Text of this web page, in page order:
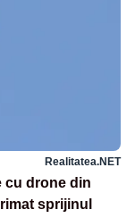
Realitatea.NET
cu drone din
sprijinul